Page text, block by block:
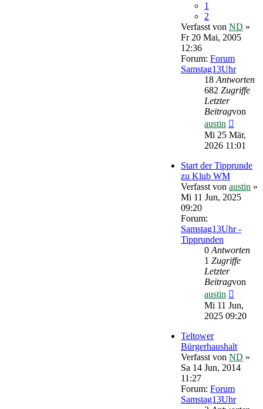
1
2
Verfasst von ND »
Fr 20 Mai, 2005
12:36
Forum: Forum
Samstag13Uhr
18 Antworten
682 Zugriffe
Letzter
Beitragvon
austin
Beitrag
Mi 25 Mär,
2026 11:01
Start der Tipprunde
zu Klub WM
Verfasst von austin »
Mi 11 Jun, 2025
09:20
Forum:
Samstag13Uhr -
Tipprunden
0 Antworten
1 Zugriffe
Letzter
Beitragvon
austin
Beitrag
Mi 11 Jun,
2025 09:20
Teltower
Bürgerhaushalt
Verfasst von ND »
Sa 14 Jun, 2014
11:27
Forum: Forum
Samstag13Uhr